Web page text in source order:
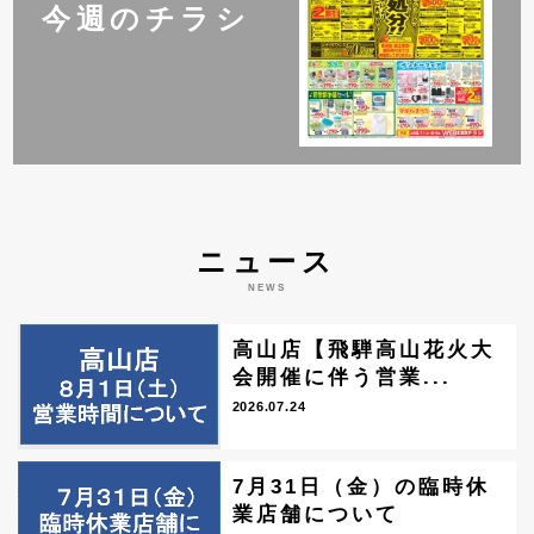
今週のチラシ
ニュース
NEWS
高山店【飛騨高山花火大
会開催に伴う営業...
2026.07.24
7月31日（金）の臨時休
業店舗について